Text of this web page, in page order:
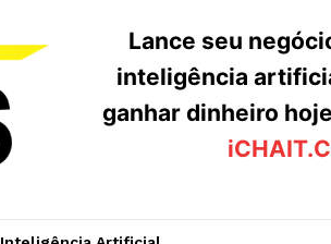
Lance seu
inteligência
ganhar dinheiro